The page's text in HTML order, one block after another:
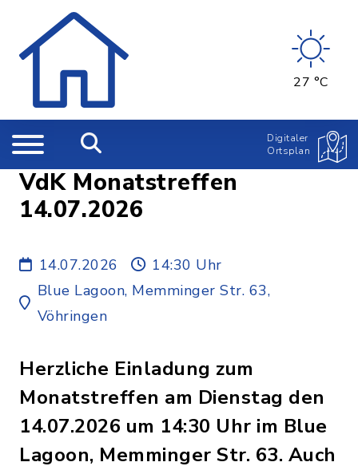
27 °C
Digitaler
Ortsplan
VdK Monatstreffen
14.07.2026
14.07.2026
14:30 Uhr
Blue Lagoon, Memminger Str. 63,
Vöhringen
Herzliche Einladung zum
Monatstreffen am Dienstag den
14.07.2026 um 14:30 Uhr im Blue
Lagoon, Memminger Str. 63. Auch